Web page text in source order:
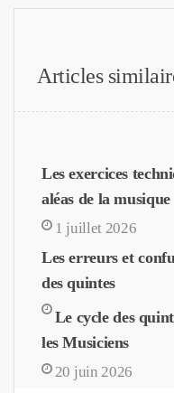
Articles
Les exercices
aléas de la musique
1 juillet 2026
Les erreurs et
des quintes
Le cycle des
les Musiciens
20 juin 2026